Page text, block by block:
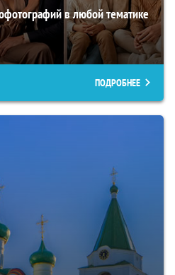
в любой тематике
ПОДРОБНЕЕ